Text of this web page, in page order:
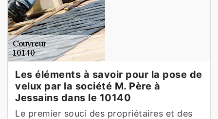
Les éléments à savoir pour la pose de
velux par la société M. Père à
Jessains dans le 10140
Le premier souci des propriétaires et des